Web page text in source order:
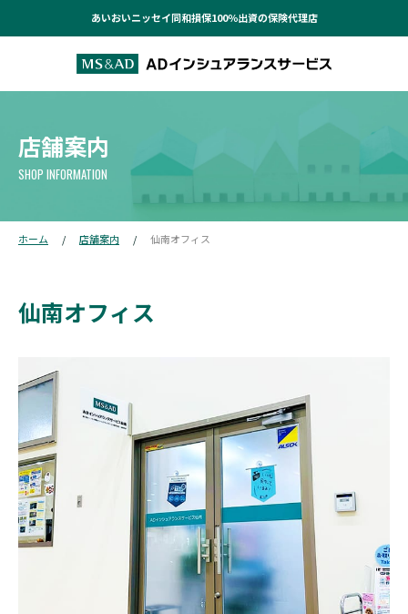
あいおいニッセイ同和損保100％出資の保険代理店
店舗案内
SHOP INFORMATION
ホーム 店舗案内 仙南オフィス
仙南オフィス